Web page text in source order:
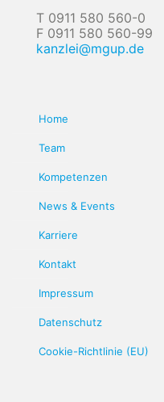
T 0911 580 560-0
F 0911 580 560-99
kanzlei@mgup.de
Home
Team
Kompetenzen
News & Events
Karriere
Kontakt
Impressum
Datenschutz
Cookie-Richtlinie (EU)